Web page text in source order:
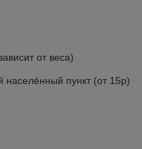
от веса)
пункт (от 15р)